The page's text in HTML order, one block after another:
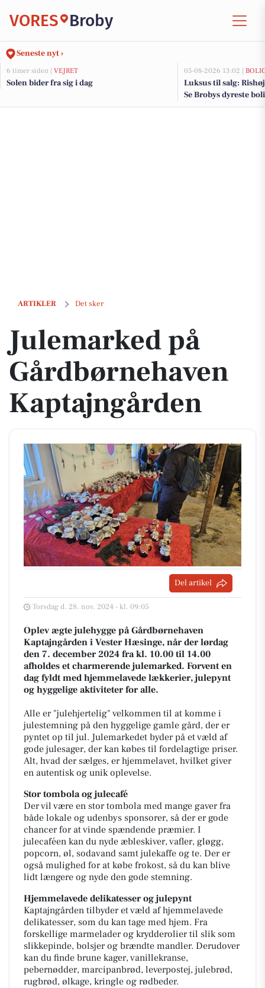
VORES Broby
Seneste nyt ›
6 timer siden | VEJRET
Solen bider fra sig i dag
05-08-2026 13:02 |
Luksus til salg:
Se Brobys dyreste
ARTIKLER Det sker
Julemarked på Gårdbørnehaven Kaptajngården
Julemarked på
Gårdbørnehaven
Kaptajngården
Del artikel
Torsdag d. 28. nov. 2024 - kl. 09:05
Oplev ægte julehygge på Gårdbørnehaven
Kaptajngården i Vester Hæsinge, når der lørdag
den 7. december 2024 fra kl. 10.00 til 14.00
afholdes et charmerende julemarked. Forvent en
dag fyldt med hjemmelavede lækkerier, julepynt
og hyggelige aktiviteter for alle.
Alle er "julehjertelig" velkommen til at komme i
julestemning på den hyggelige gamle gård, der er
pyntet op til jul. Julemarkedet byder på et væld af
gode julesager, der kan købes til fordelagtige priser.
Alt, hvad der sælges, er hjemmelavet, hvilket giver
en autentisk og unik oplevelse.
Stor tombola og julecafé
Der vil være en stor tombola med mange gaver fra
både lokale og udenbys sponsorer, så der er gode
chancer for at vinde spændende præmier. I
julecaféen kan du nyde æbleskiver, vafler, gløgg,
popcorn, øl, sodavand samt julekaffe og te. Der er
også mulighed for at købe frokost, så du kan blive
lidt længere og nyde den gode stemning.
Hjemmelavede delikatesser og julepynt
Kaptajngården tilbyder et væld af hjemmelavede
delikatesser, som du kan tage med hjem. Fra
forskellige marmelader og krydderolier til slik som
slikkepinde, bolsjer og brændte mandler. Derudover
kan du finde brune kager, vanillekranse,
pebernødder, marcipanbrød, leverpostej, julebrød,
rugbrød, ølkage, kringle og rødbeder.